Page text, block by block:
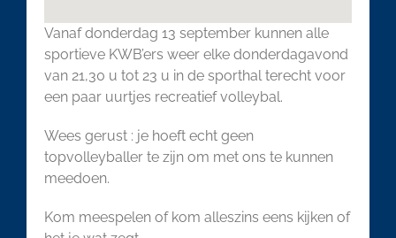
Vanaf donderdag 13 september kunnen alle
sportieve KWB’ers weer elke donderdagavond
van 21,30 u tot 23 u in de sporthal terecht voor
een paar uurtjes recreatief volleybal.
Wees gerust : je hoeft echt geen
topvolleyballer te zijn om met ons te kunnen
meedoen.
Kom meespelen of kom alleszins eens kijken of